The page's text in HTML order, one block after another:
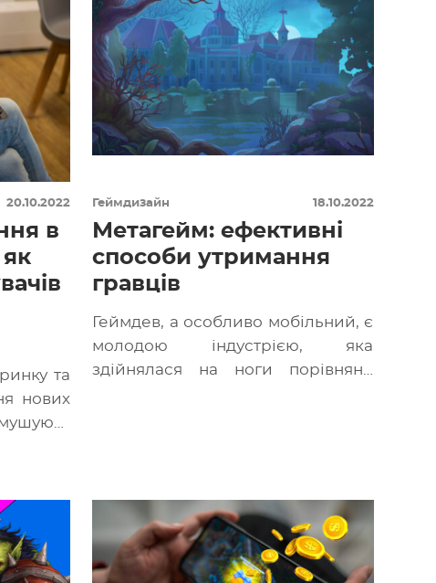
20.10.2022
в
як
та
нових
Геймдизайн 18.10.2022
Метагейм: ефективні
способи утримання
гравців
Геймдев, а особливо мобільний, є
молодою індустрією, яка
здійнялася на ноги порівняно